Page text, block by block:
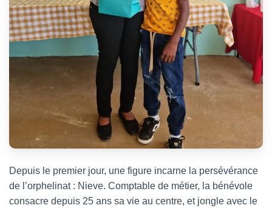
Depuis le premier jour, une figure incarne la persévérance
de l’orphelinat : Nieve. Comptable de métier, la bénévole
consacre depuis 25 ans sa vie au centre, et jongle avec le